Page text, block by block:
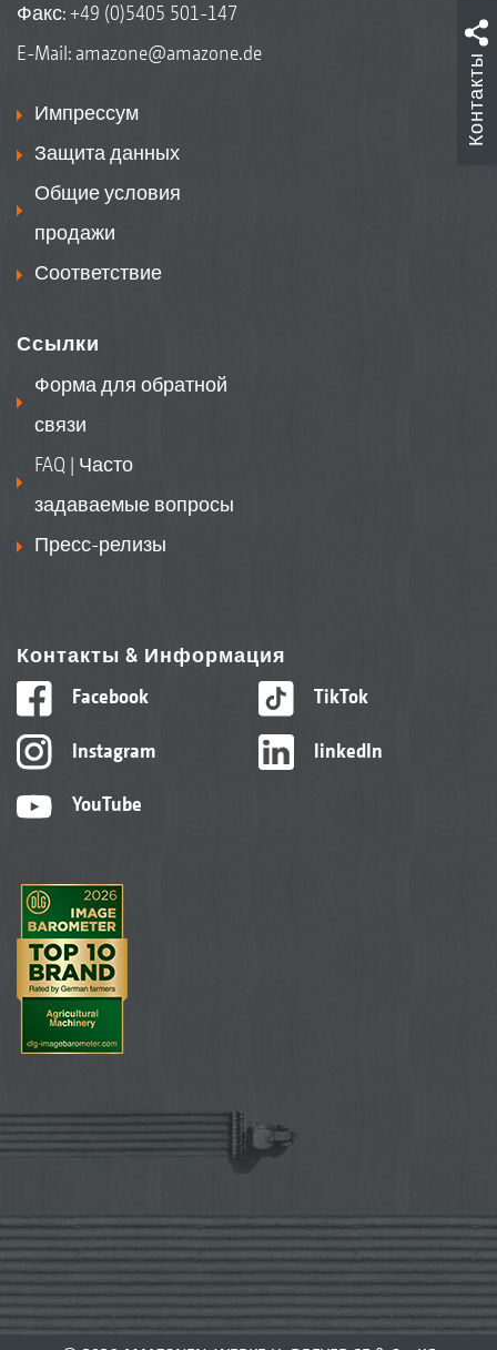
Факс: +49 (0)5405 501-147
E-Mail: amazone@amazone.de
Импрессум
Защита данных
Общие условия
продажи
Соответствие
Ссылки
Форма для обратной
связи
FAQ | Часто
задаваемые вопросы
Пресс-релизы
Контакты & Информация
Facebook
Instagram
YouTube
TikTok
linkedIn
Контакты